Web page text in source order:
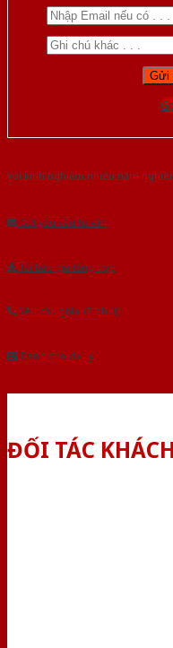
Với kinh nghiệm nhiêu năm
Gửi yêu cầu tư vấn
Tải báo giá tổng hợp
Yêu cầu gọi lại (3 phút)
Dành cho đại lý
ĐỐI TÁC